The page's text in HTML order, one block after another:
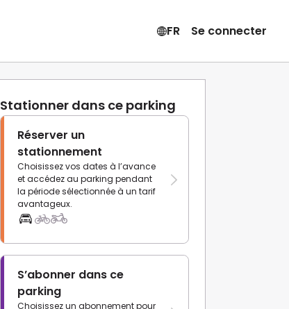
FR Se connecter
Stationner dans ce parking
Réserver un
stationnement
Choisissez vos dates à l’avance
et accédez au parking pendant
la période sélectionnée à un tarif
avantageux.
S’abonner dans ce
parking
Choisissez un abonnement pour